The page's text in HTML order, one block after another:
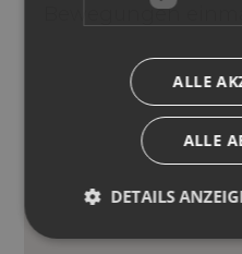
Bewegungen
COFFEIN,
ALLE
ALLE
DETAILS